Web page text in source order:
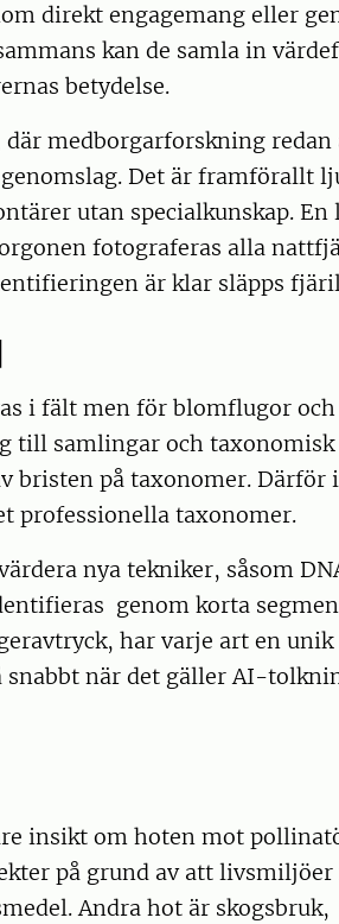
direkt engagemang eller
kan de samla in
betydelse.
medborgarforskning redan
Det är framförallt
utan specialkunskap.
fotograferas alla
är klar släpps
i fält men för blomflugor och
till samlingar och taxonomisk
bristen på taxonomer. Därför
professionella taxonomer.
nya tekniker, såsom
genom korta
har varje art en unik
snabbt när det gäller AI-
insikt om hoten mot
på grund av att
Andra hot är skogsbruk,